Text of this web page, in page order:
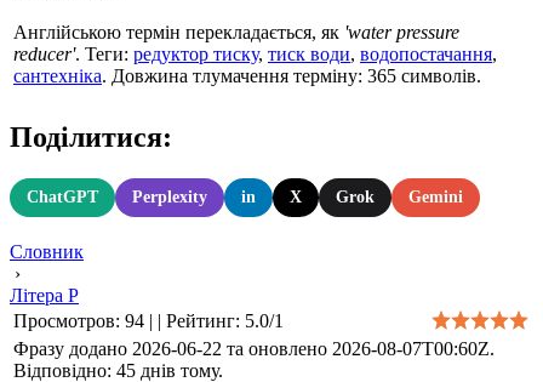
Англійською термін перекладається, як 'water pressure
reducer'. Теги: редуктор тиску, тиск води, водопостачання,
сантехніка. Довжина тлумачення терміну: 365 символів.
Поділитися:
ChatGPT Perplexity in X Grok Gemini
Словник
›
Літера Р
Просмотров: 94 | | Рейтинг: 5.0/1
Фразу додано 2026-06-22 та оновлено 2026-08-07T00:60Z.
Відповідно: 45 днів тому.